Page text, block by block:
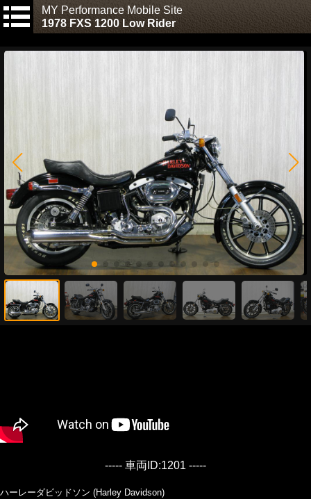
MY Performance Mobile Site
1978 FXS 1200 Low Rider
----- 車両ID:1201 -----
ハーレーダビッドソン (Harley Davidson)